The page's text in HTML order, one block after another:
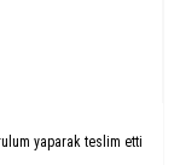
yaparak teslim etti